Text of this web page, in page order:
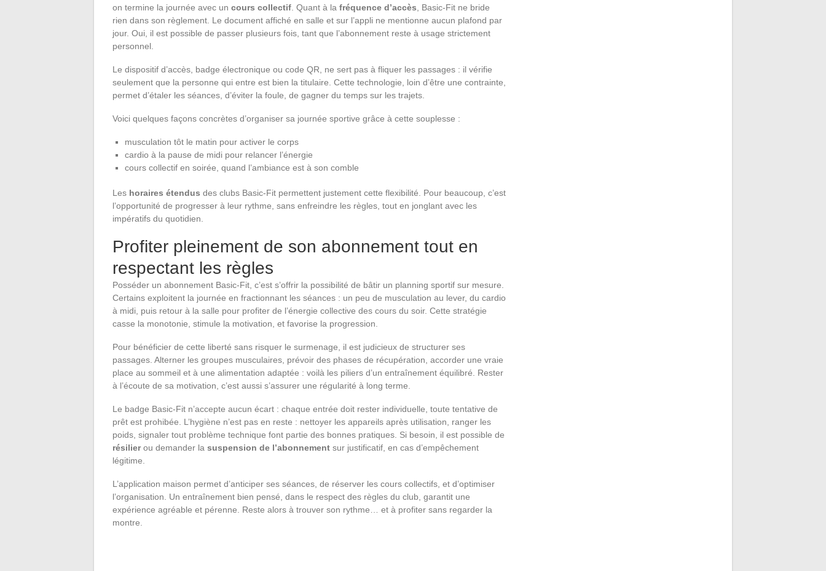
on termine la journée avec un cours collectif . Quant à la fréquence d’accès , Basic-Fit ne bride
rien dans son règlement. Le document affiché en salle et sur l’appli ne mentionne aucun plafond par
jour. Oui, il est possible de passer plusieurs fois, tant que l’abonnement reste à usage strictement
personnel.
Le dispositif d’accès, badge électronique ou code QR, ne sert pas à fliquer les passages : il vérifie
seulement que la personne qui entre est bien la titulaire. Cette technologie, loin d’être une contrainte,
permet d’étaler les séances, d’éviter la foule, de gagner du temps sur les trajets.
Voici quelques façons concrètes d’organiser sa journée sportive grâce à cette souplesse :
musculation tôt le matin pour activer le corps
cardio à la pause de midi pour relancer l’énergie
cours collectif en soirée, quand l’ambiance est à son comble
Les horaires étendus des clubs Basic-Fit permettent justement cette flexibilité. Pour beaucoup, c’est
l’opportunité de progresser à leur rythme, sans enfreindre les règles, tout en jonglant avec les
impératifs du quotidien.
Profiter pleinement de son abonnement tout en
respectant les règles
Posséder un abonnement Basic-Fit, c’est s’offrir la possibilité de bâtir un planning sportif sur mesure.
Certains exploitent la journée en fractionnant les séances : un peu de musculation au lever, du cardio
à midi, puis retour à la salle pour profiter de l’énergie collective des cours du soir. Cette stratégie
casse la monotonie, stimule la motivation, et favorise la progression.
Pour bénéficier de cette liberté sans risquer le surmenage, il est judicieux de structurer ses
passages. Alterner les groupes musculaires, prévoir des phases de récupération, accorder une vraie
place au sommeil et à une alimentation adaptée : voilà les piliers d’un entraînement équilibré. Rester
à l’écoute de sa motivation, c’est aussi s’assurer une régularité à long terme.
Le badge Basic-Fit n’accepte aucun écart : chaque entrée doit rester individuelle, toute tentative de
prêt est prohibée. L’hygiène n’est pas en reste : nettoyer les appareils après utilisation, ranger les
poids, signaler tout problème technique font partie des bonnes pratiques. Si besoin, il est possible de
résilierou demander la suspension de l’abonnement sur justificatif, en cas d’empêchement
légitime.
L’application maison permet d’anticiper ses séances, de réserver les cours collectifs, et d’optimiser
l’organisation. Un entraînement bien pensé, dans le respect des règles du club, garantit une
expérience agréable et pérenne. Reste alors à trouver son rythme… et à profiter sans regarder la
montre.